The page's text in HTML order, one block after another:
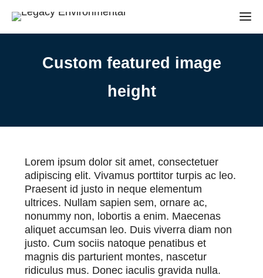
Custom featured image
height
Lorem ipsum dolor sit amet, consectetuer
adipiscing elit. Vivamus porttitor turpis ac leo.
Praesent id justo in neque elementum
ultrices. Nullam sapien sem, ornare ac,
nonummy non, lobortis a enim. Maecenas
aliquet accumsan leo. Duis viverra diam non
justo. Cum sociis natoque penatibus et
magnis dis parturient montes, nascetur
ridiculus mus. Donec iaculis gravida nulla.